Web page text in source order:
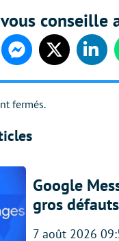
conseille
MessengerTwitter
fermés.
Google
gros défauts
7 août 2026